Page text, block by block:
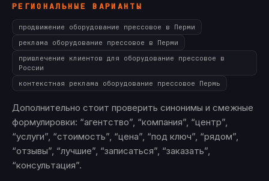
РЕГИОНАЛЬНЫЕ ВАРИАНТЫ
продвижение оборудование прессовое в Перми
реклама оборудование прессовое в Перми
привлечение клиентов для оборудование прессовое в
России
контекстная реклама оборудование прессовое Пермь
Дополнительно стоит проверить синонимы и смежные
формулировки: “агентство”, “компания”, “центр”,
“услуги”, “стоимость”, “цена”, “под ключ”, “рядом”,
“отзывы”, “лучшие”, “записаться”, “заказать”,
“консультация”.